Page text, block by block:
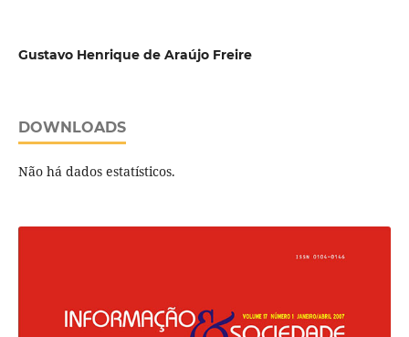
Gustavo Henrique de Araújo Freire
DOWNLOADS
Não há dados estatísticos.